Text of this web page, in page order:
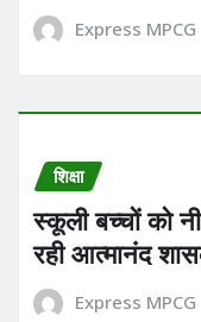
Express MPCG
शिक्षा
स्कूली बच्चों को
रही आत्मानंद
Express MPCG